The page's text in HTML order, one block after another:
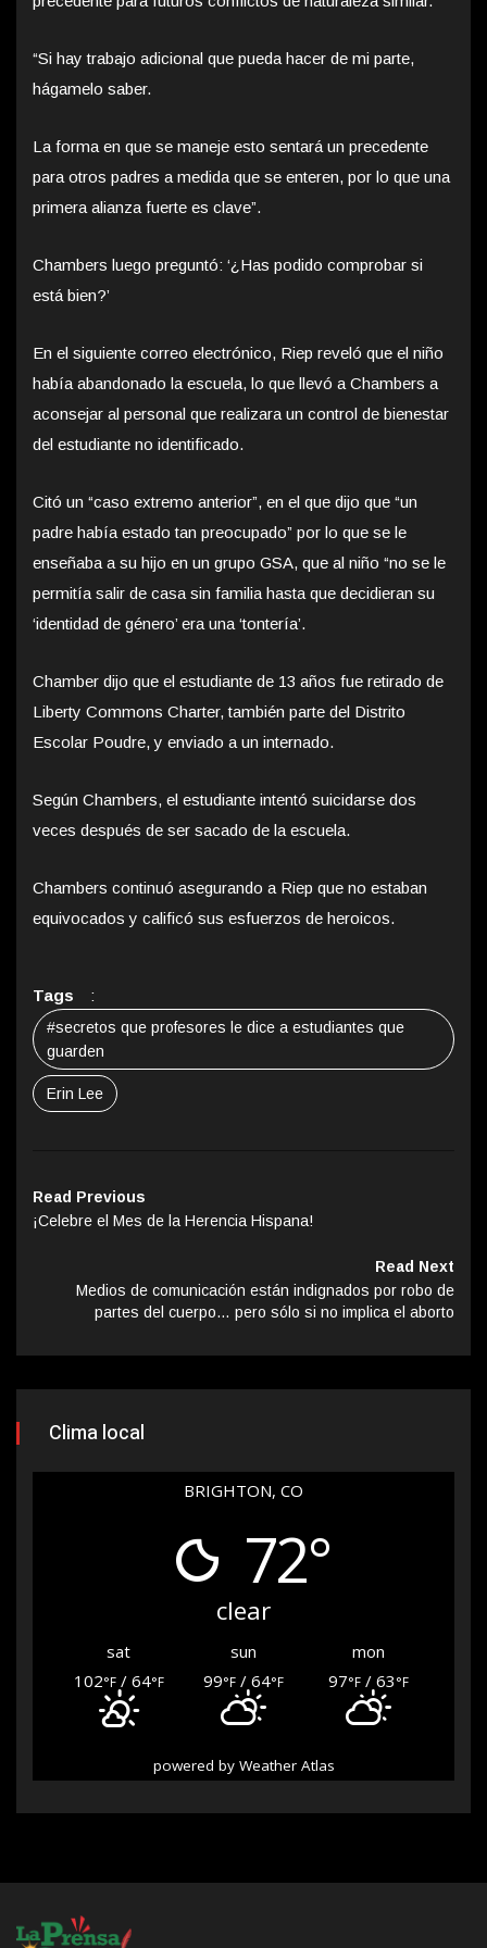
“Si hay trabajo adicional que pueda hacer de mi parte,
hágamelo saber.
La forma en que se maneje esto sentará un precedente
para otros padres a medida que se enteren, por lo que una
primera alianza fuerte es clave”.
Chambers luego preguntó: ‘¿Has podido comprobar si
está bien?’
En el siguiente correo electrónico, Riep reveló que el niño
había abandonado la escuela, lo que llevó a Chambers a
aconsejar al personal que realizara un control de bienestar
del estudiante no identificado.
Citó un “caso extremo anterior”, en el que dijo que “un
padre había estado tan preocupado” por lo que se le
enseñaba a su hijo en un grupo GSA, que al niño “no se le
permitía salir de casa sin familia hasta que decidieran su
‘identidad de género’ era una ‘tontería’.
Chamber dijo que el estudiante de 13 años fue retirado de
Liberty Commons Charter, también parte del Distrito
Escolar Poudre, y enviado a un internado.
Según Chambers, el estudiante intentó suicidarse dos
veces después de ser sacado de la escuela.
Chambers continuó asegurando a Riep que no estaban
equivocados y calificó sus esfuerzos de heroicos.
Tags :
#secretos que profesores le dice a estudiantes que
guarden
Erin Lee
Read Previous
¡Celebre el Mes de la Herencia Hispana!
Read Next
Medios de comunicación están indignados por robo de
partes del cuerpo… pero sólo si no implica el aborto
Clima local
BRIGHTON, CO
72°
clear
sat sun
mon
102°F/ 64°F 99°F/ 64°F 97°F/ 63°F
powered by Weather Atlas